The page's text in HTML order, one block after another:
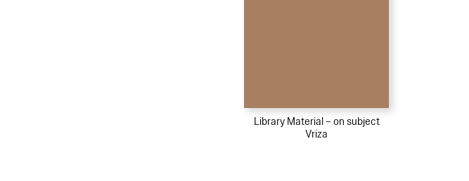
Library Material – on subject
Vriza